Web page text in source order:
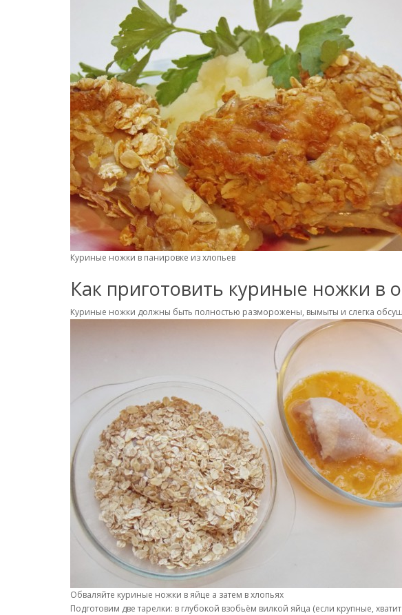
Куриные ножки в панировке из хлопьев
Как приготовить куриные ножки в
Куриные ножки должны быть полностью разморожены, вымыты и слегка
Обваляйте куриные ножки в яйце а затем в хлопьях
Подготовим две тарелки: в глубокой взобьём вилкой яйца (если крупные,